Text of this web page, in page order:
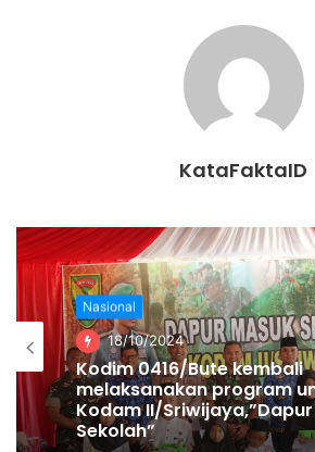
Fadjoel menyatakan penghapusan UN
bagian dari penerapan kebijakan social
(pembatasan sosial) untuk memotong
UN ditiadakan untuk SMA/MA, SMP/
warga dalam penerapan perilaku
pungkas Fadjroel.
Muhamad Usman
KataFaktaID
Nasional
18/10/2024
Kodim 0416/Bute kembali
melaksanakan program
Kodam II/
Sekolah”